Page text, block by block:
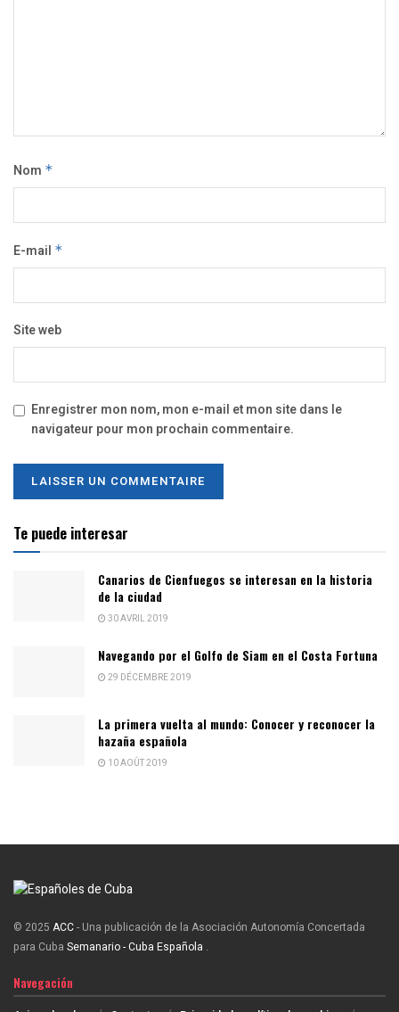
Nom *
E-mail *
Site web
Enregistrer mon nom, mon e-mail et mon site dans le
navigateur pour mon prochain commentaire.
Te puede interesar
Canarios de Cienfuegos se interesan en la historia
de la ciudad
30 AVRIL 2019
Navegando por el Golfo de Siam en el Costa Fortuna
29 DÉCEMBRE 2019
La primera vuelta al mundo: Conocer y reconocer la
hazaña española
10 AOÛT 2019
© 2025 ACC- Una publicación de la Asociación Autonomía Concertada
para Cuba Semanario - Cuba Española .
Navegación